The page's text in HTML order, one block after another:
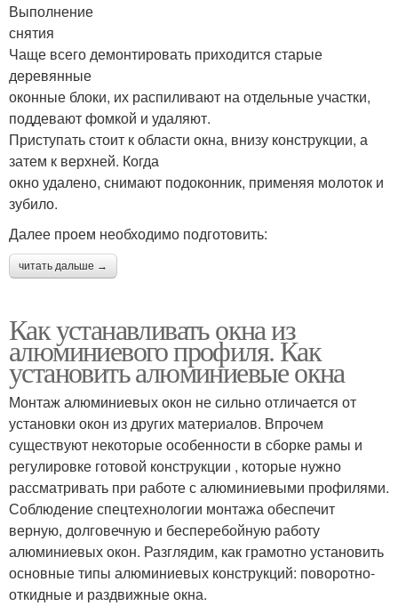
Выполнение
снятия
Чаще всего демонтировать приходится старые
деревянные
оконные блоки, их распиливают на отдельные участки,
поддевают фомкой и удаляют.
Приступать стоит к области окна, внизу конструкции, а
затем к верхней. Когда
окно удалено, снимают подоконник, применяя молоток и
зубило.
Далее проем необходимо подготовить:
читать дальше →
Как устанавливать окна из
алюминиевого профиля. Как
установить алюминиевые окна
Монтаж алюминиевых окон не сильно отличается от
установки окон из других материалов. Впрочем
существуют некоторые особенности в сборке рамы и
регулировке готовой конструкции , которые нужно
рассматривать при работе с алюминиевыми профилями.
Соблюдение спецтехнологии монтажа обеспечит
верную, долговечную и бесперебойную работу
алюминиевых окон. Разглядим, как грамотно установить
основные типы алюминиевых конструкций: поворотно-
откидные и раздвижные окна.